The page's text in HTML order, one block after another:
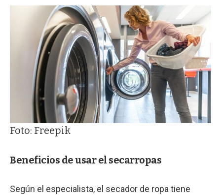
Foto: Freepik
Beneficios de usar el secarropas
Según el especialista, el secador de ropa tiene